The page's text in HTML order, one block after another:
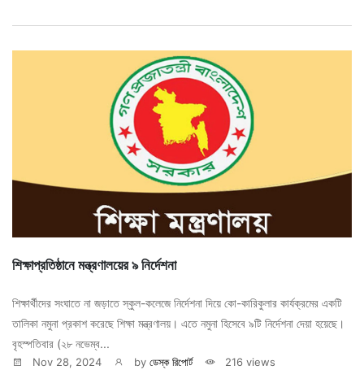
শিক্ষাপ্রতিষ্ঠানে মন্ত্রণালয়ের ৯ নির্দেশনা
শিক্ষার্থীদের সংঘাতে না জড়াতে স্কুল-কলেজে নির্দেশনা দিয়ে কো-কারিকুলার কার্যক্রমের একটি
তালিকা নমুনা প্রকাশ করেছে শিক্ষা মন্ত্রণালয়। এতে নমুনা হিসেবে ৯টি নির্দেশনা দেয়া হয়েছে।
বৃহস্পতিবার (২৮ নভেম্ব...
Nov 28, 2024 by ডেস্ক রিপোর্ট 216 views